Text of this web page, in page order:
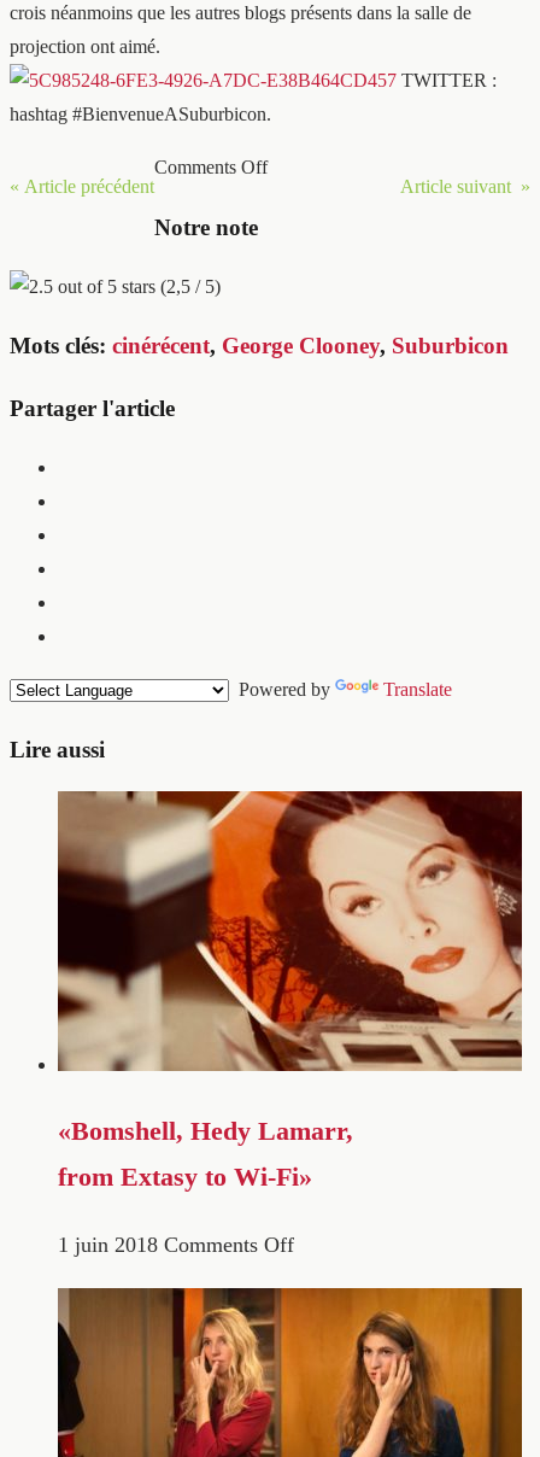
crois néanmoins que les autres blogs présents dans la salle de
projection ont aimé.
TWITTER :
hashtag #BienvenueASuburbicon.
« Article précédent Article suivant »
Comments Off
Notre note
(2,5 / 5)
Mots clés: cinérécent, George Clooney, Suburbicon
Partager l'article
Powered by Translate
Lire aussi
«Bomshell, Hedy Lamarr,
from Extasy to Wi-Fi»
1 juin 2018 Comments Off